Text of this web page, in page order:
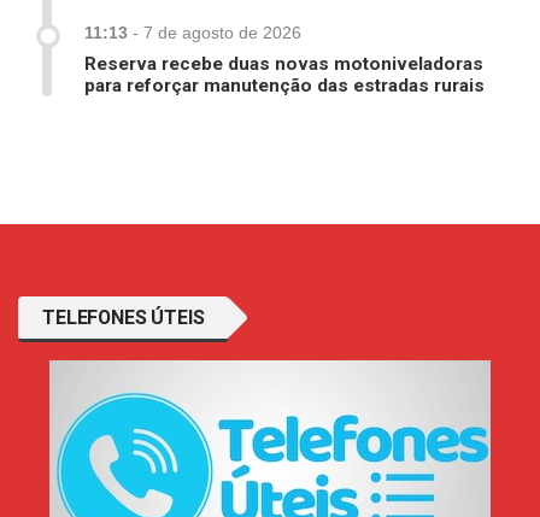
11:13 - 7 de agosto de 2026
Reserva recebe duas novas motoniveladoras
para reforçar manutenção das estradas rurais
TELEFONES ÚTEIS